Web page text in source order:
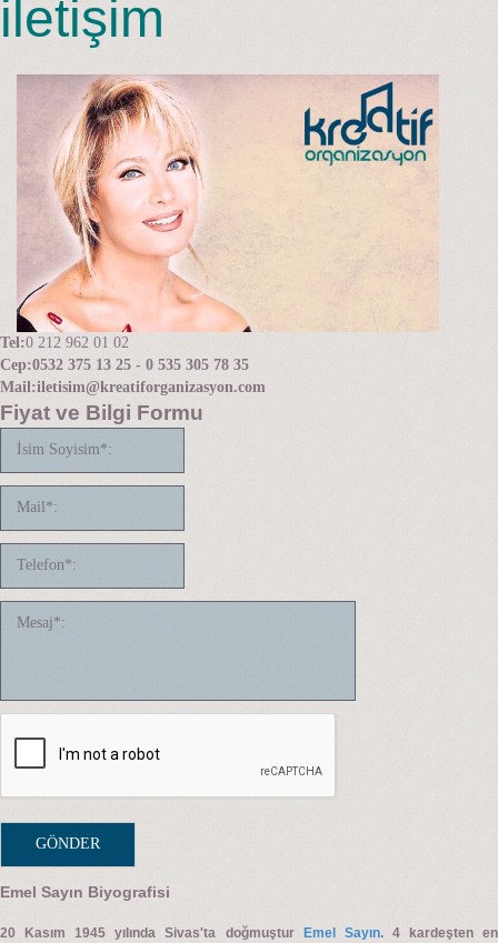
iletişim
Tel:0 212 962 01 02
Cep:0532 375 13 25 - 0 535 305 78 35
Mail:iletisim@kreatiforganizasyon.com
Fiyat ve Bilgi Formu
Emel Sayın Biyografisi
20 Kasım 1945 yılında Sivas'ta doğmuştur Emel Sayın. 4 kardeşten en